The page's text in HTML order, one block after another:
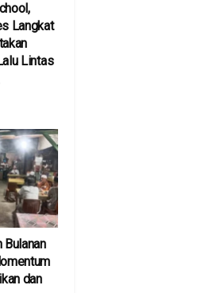
Langkat
Lintas
Bulanan
dan